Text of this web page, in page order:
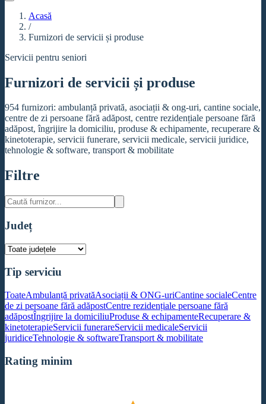
Acasă
/
Furnizori de servicii și produse
Servicii pentru seniori
Furnizori de servicii și produse
954 furnizori: ambulanță privată, asociații & ong-uri, cantine sociale,
centre de zi persoane fără adăpost, centre rezidențiale persoane fără
adăpost, îngrijire la domiciliu, produse & echipamente, recuperare &
kinetoterapie, servicii funerare, servicii medicale, servicii juridice,
tehnologie & software, transport & mobilitate
Filtre
Județ
Tip serviciu
ToateAmbulanță privatăAsociații & ONG-uriCantine socialeCentre
de zi persoane fără adăpostCentre rezidențiale persoane fără
adăpostÎngrijire la domiciliuProduse & echipamenteRecuperare &
kinetoterapieServicii funerareServicii medicaleServicii
juridiceTehnologie & softwareTransport & mobilitate
Rating minim